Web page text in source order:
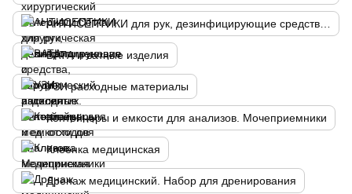
ВАТА и ватные изделия
УЗИ расходные материалы
Контейнеры и емкости для анализов. Мочеприемники
Клеенка медицинская
Дренаж медицинский. Набор для дренирования